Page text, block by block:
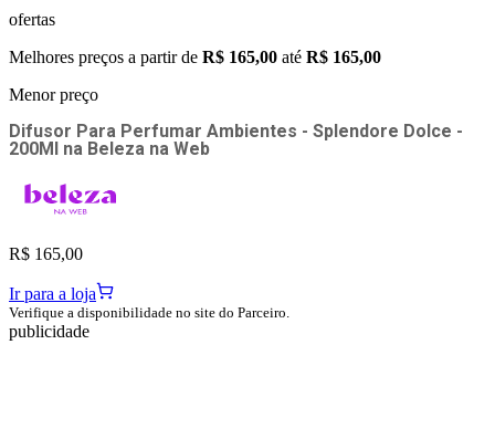
ofertas
Melhores preços a partir de R$ 165,00 até R$ 165,00
Menor preço
Difusor Para Perfumar Ambientes - Splendore Dolce -
200Ml na Beleza na Web
R$ 165,00
Ir para a loja
Verifique a disponibilidade no site do Parceiro.
publicidade